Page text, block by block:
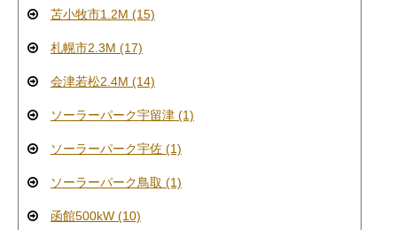
苫小牧市1.2M (15)
札幌市2.3M (17)
会津若松2.4M (14)
ソーラーパーク宇留津 (1)
ソーラーパーク宇佐 (1)
ソーラーパーク鳥取 (1)
函館500kW (10)